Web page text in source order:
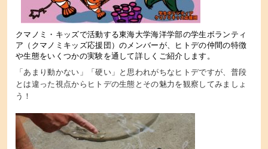
クマノミ・キッズで活動する東海大学海洋学部の学生ボランティ
ア（クマノミキッズ応援団）のメンバーが、ヒトデの仲間の特徴
や生態をいくつかの実験を通して詳しくご紹介します。
「あまり動かない」「硬い」と思われがちなヒトデですが、普段
とは違った視点からヒトデの生態とその魅力を観察してみましょ
う！